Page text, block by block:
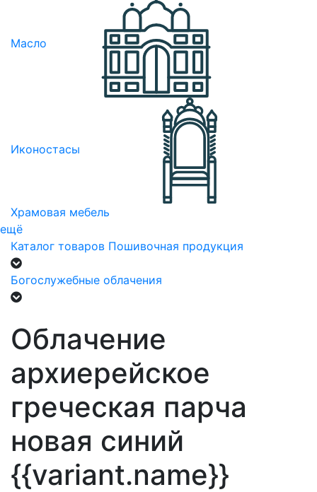
Масло
Иконостасы
Храмовая мебель
ещё
Каталог товаров Пошивочная продукция
Богослужебные облачения
Облачение
архиерейское
греческая парча
новая синий
{{variant.name}}